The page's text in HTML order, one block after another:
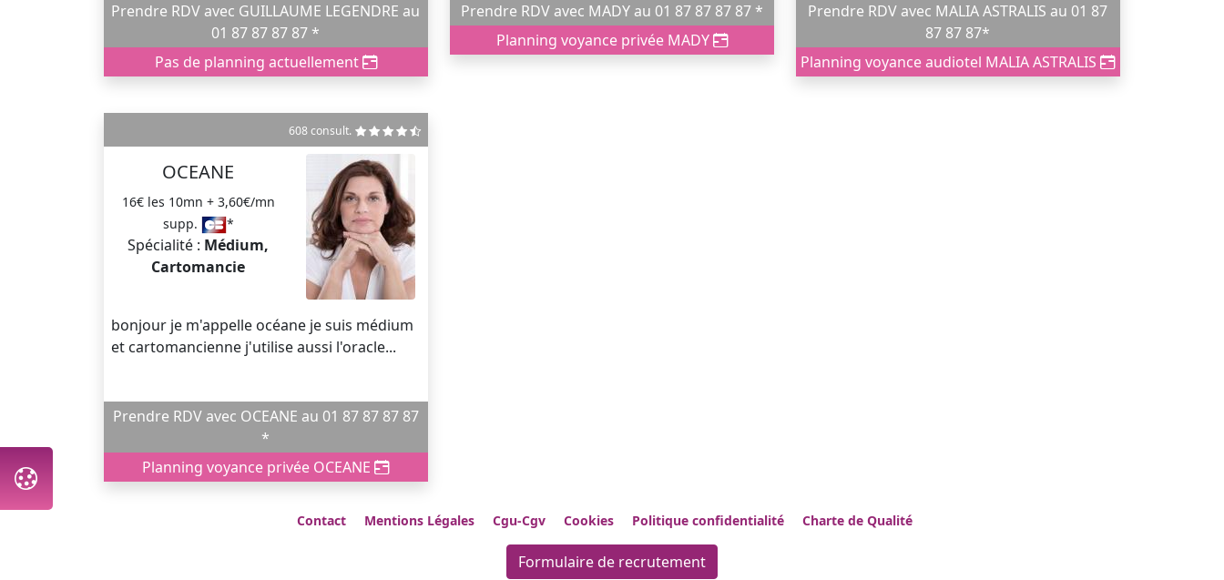
Prendre RDV avec GUILLAUME LEGENDRE au
01 87 87 87 87 *
Pas de planning actuellement
Prendre RDV avec MADY au 01 87 87 87 87 *
Planning voyance privée MADY
Prendre RDV avec MALIA ASTRALIS au 01 87
87 87 87*
Planning voyance audiotel MALIA ASTRALIS
608 consult.
OCEANE
16€ les 10mn + 3,60€/mn
supp.
*
Spécialité : Médium,
Cartomancie
bonjour je m'appelle océane je suis médium
et cartomancienne j'utilise aussi l'oracle...
Prendre RDV avec OCEANE au 01 87 87 87 87
*
Planning voyance privée OCEANE
Contact Mentions Légales Cgu-Cgv Cookies Politique confidentialité Charte de Qualité
Formulaire de recrutement